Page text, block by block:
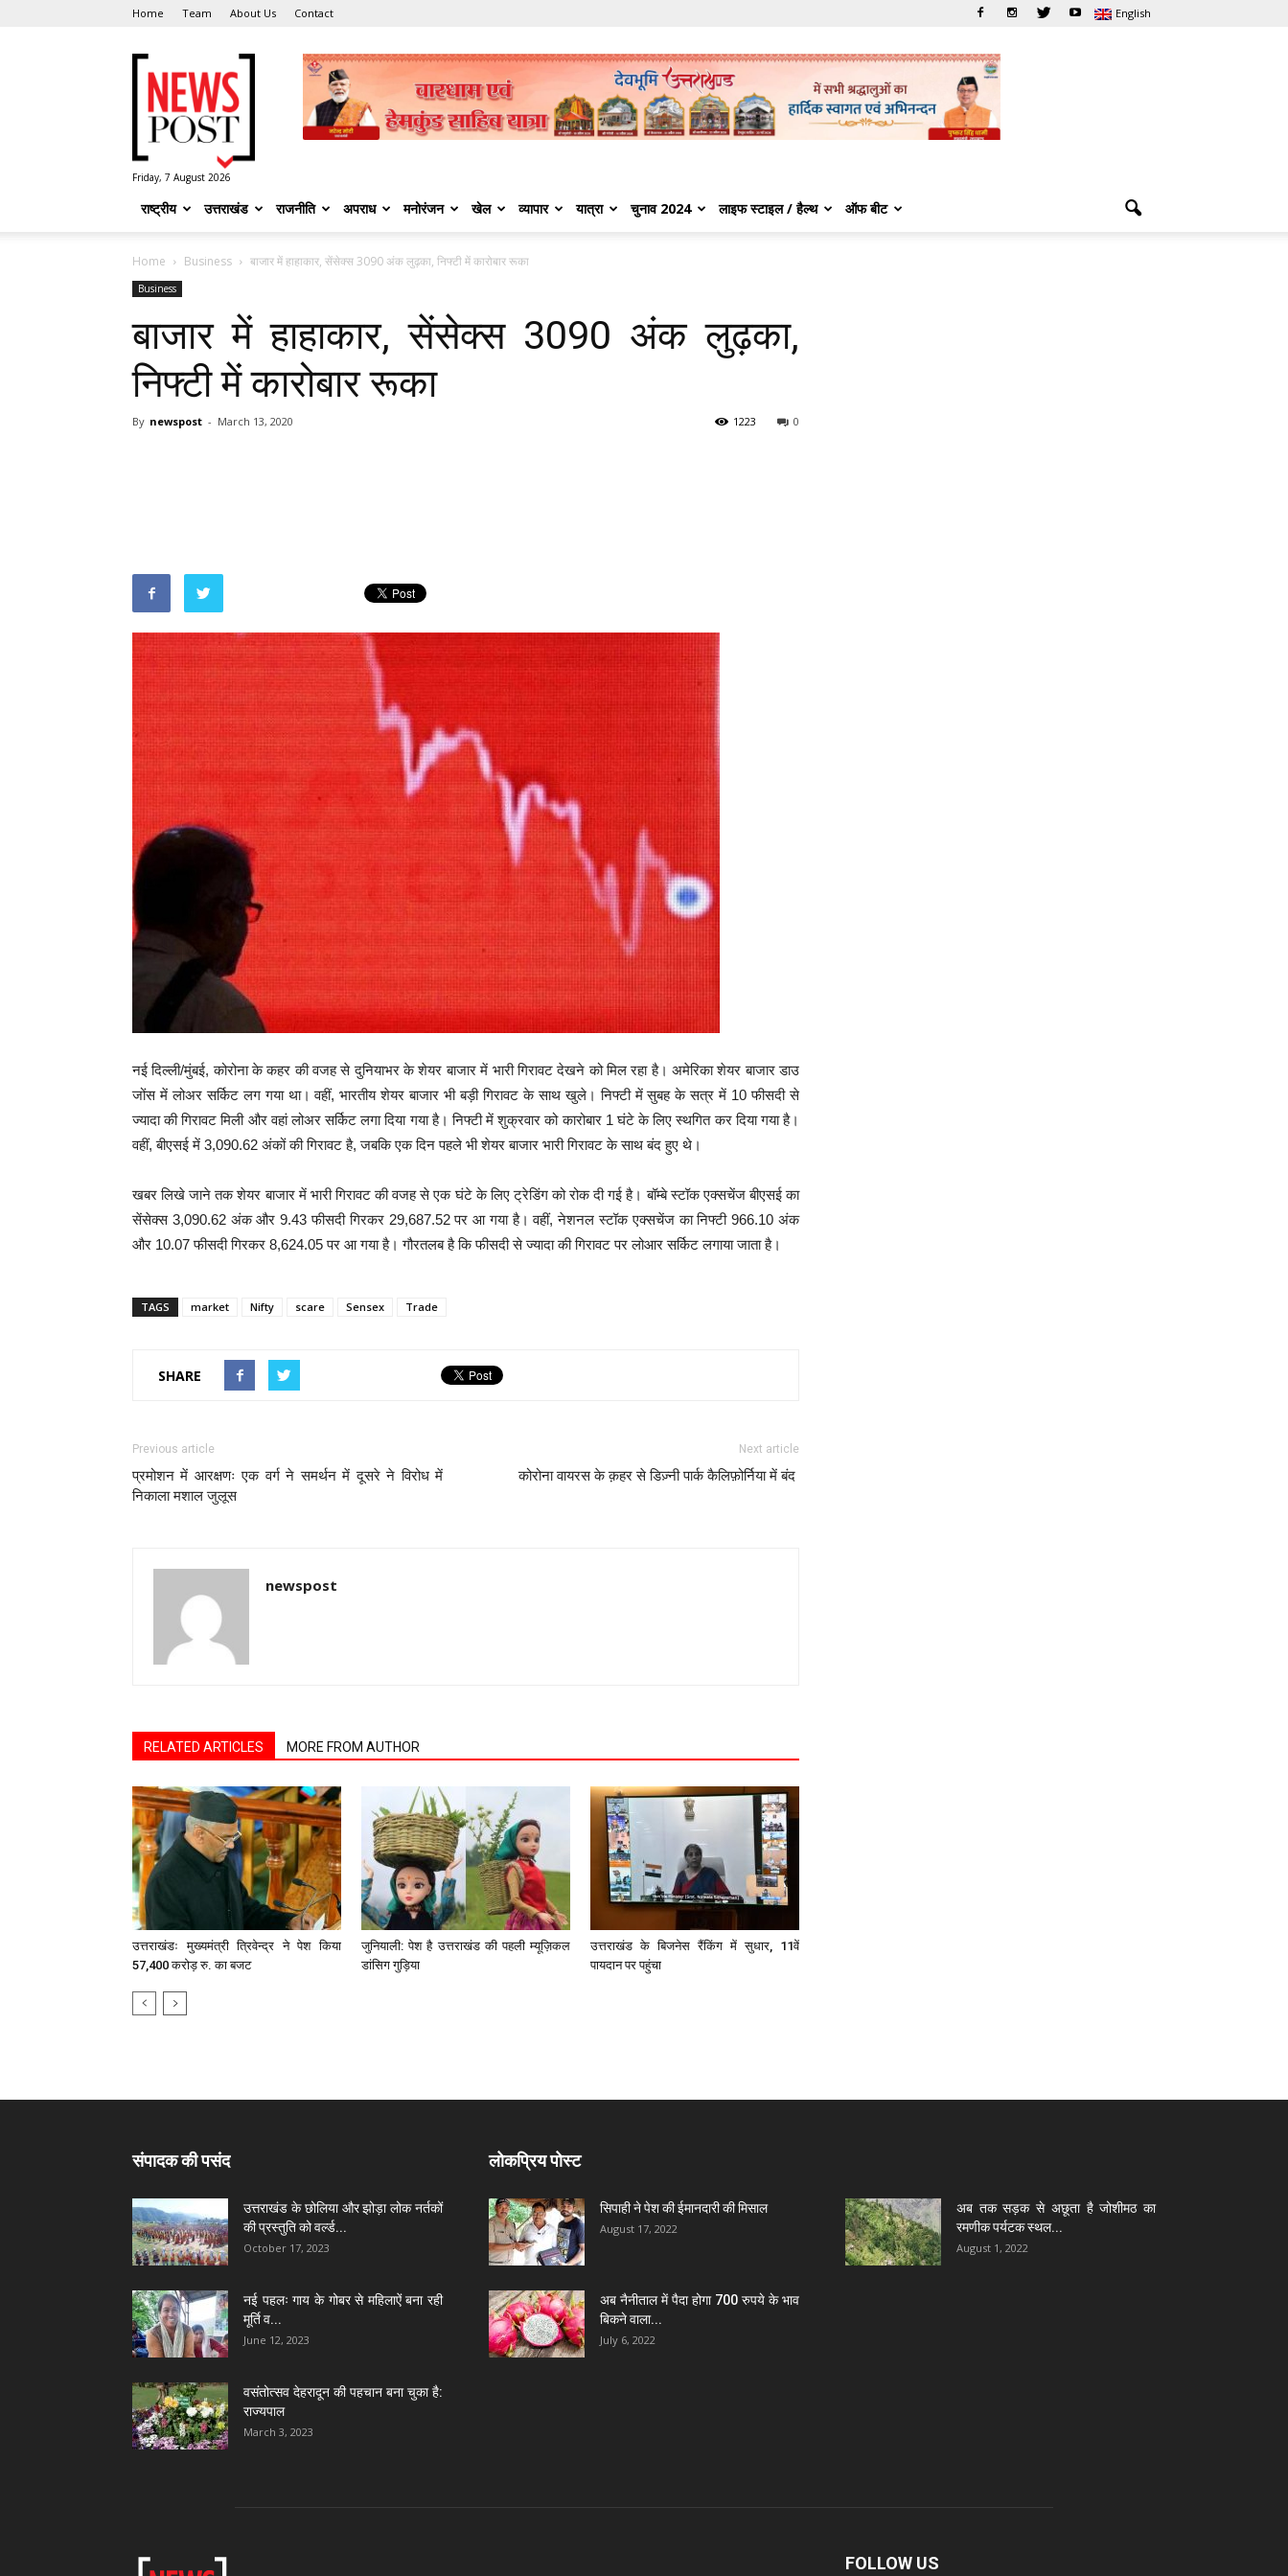
Home Team About Us Contact English
Post
Friday, 7 August 2026
राष्ट्रीय उत्तराखंड राजनीति अपराध मनोरंजन खेल व्यापार यात्रा चुनाव 2024 लाइफ स्टाइल / हैल्थ ऑफ बीट
Home Business बाजार में हाहाकार, सेंसेक्‍स 3090 अंक लुढ़का, निफ्टी में कारोबार रूका
Business
बाजार में हाहाकार, सेंसेक्‍स 3090 अंक लुढ़का,
निफ्टी में कारोबार रूका
By newspost - March 13, 2020 0
1223
नई दिल्‍ली/मुंबई, कोरोना के कहर की वजह से दुनियाभर के शेयर बाजार में भारी गिरावट देखने को मिल रहा है। अमेरिका शेयर बाजार डाउ
जोंस में लोअर सर्किट लग गया था। वहीं, भारतीय शेयर बाजार भी बड़ी गिरावट के साथ खुले। निफ्टी में सुबह के सत्र में 10 फीसदी से
ज्यादा की गिरावट मिली और वहां लोअर सर्किट लगा दिया गया है। निफ्टी में शुक्रवार को कारोबार 1 घंटे के लिए स्थगित कर दिया गया है।
वहीं, बीएसई में 3,090.62 अंकों की गिरावट है, जबकि एक दिन पहले भी शेयर बाजार भारी गिरावट के साथ बंद हुए थे।
खबर लिखे जाने तक शेयर बाजार में भारी गिरावट की वजह से एक घंटे के लिए ट्रेडिंग को रोक दी गई है। बॉम्‍बे स्‍टॉक एक्‍सचेंज बीएसई का
सेंसेक्‍स 3,090.62 अंक और 9.43 फीसदी गिरकर 29,687.52 पर आ गया है। वहीं, नेशनल स्‍टॉक एक्‍सचेंज का निफ्टी 966.10 अंक
और 10.07 फीसदी गिरकर 8,624.05 पर आ गया है। गौरतलब है कि फीसदी से ज्‍यादा की गिरावट पर लोआर सर्किट लगाया जाता है।
TAGS market Nifty scare Sensex Trade
SHARE
Previous article
प्रमोशन में आरक्षणः एक वर्ग ने समर्थन में दूसरे ने विरोध में
निकाला मशाल जुलूस
Next article
कोरोना वायरस के क़हर से डिज़्नी पार्क कैलिफ़ोर्निया में बंद
newspost
RELATED ARTICLES MORE FROM AUTHOR
उत्तराखंडः मुख्यमंत्री त्रिवेन्द्र ने पेश किया
57,400 करोड़ रु. का बजट
जुनियाली: पेश है उत्तराखंड की पहली म्यूज़िकल
डांसिग गुड़िया
उत्तराखंड के बिजनेस रैंकिंग में सुधार, 11वें
पायदान पर पहुंचा
संपादक की पसंद
उत्तराखंड के छोलिया और झोड़ा लोक नर्तकों
की प्रस्तुति को वर्ल्ड...
October 17, 2023
नई पहलः गाय के गोबर से महिलाऐं बना रही
मूर्ति व...
June 12, 2023
वसंतोत्सव देहरादून की पहचान बना चुका है:
राज्यपाल
March 3, 2023
लोकप्रिय पोस्ट
सिपाही ने पेश की ईमानदारी की मिसाल
August 17, 2022
अब तक सड़क से अछूता है जोशीमठ का
रमणीक पर्यटक स्थल...
August 1, 2022
अब नैनीताल में पैदा होगा 700 रुपये के भाव
बिकने वाला...
July 6, 2022
FOLLOW US